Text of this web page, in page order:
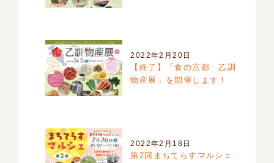
2022年2月20日
【終了】「食の京都 乙訓
物産展」を開催します！
2022年2月18日
第2回まちてらすマルシェ